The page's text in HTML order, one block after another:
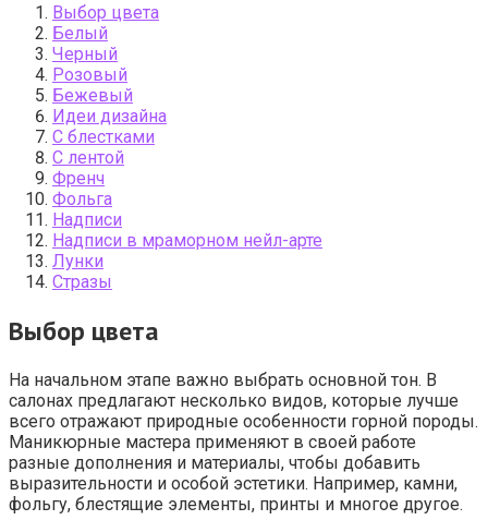
Выбор цвета
Белый
Черный
Розовый
Бежевый
Идеи дизайна
C блестками
С лентой
Френч
Фольга
Надписи
Надписи в мраморном нейл-арте
Лунки
Стразы
Выбор цвета
На начальном этапе важно выбрать основной тон. В
салонах предлагают несколько видов, которые лучше
всего отражают природные особенности горной породы.
Маникюрные мастера применяют в своей работе
разные дополнения и материалы, чтобы добавить
выразительности и особой эстетики. Например, камни,
фольгу, блестящие элементы, принты и многое другое.